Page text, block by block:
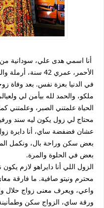
أنا اسمي هدى علي، سودانية
الأحمر، عمري 42
في الدنيا بعزة نفس. بعد وفاة
ملكو، والحمد لله بيأمن لي
الحياة علمتني الصبر، وعلمتني
محتاج لي زول يكون ليه سند
عشان فضفضة ساي، أنا دايرة
بعض سكن وراحة بال، ونكمل
بعض في الحلوة والمرة.
الزول اللي أنا دايراهو لازم
محترم ونيتو صافية. ما فارقة
واعي، ويعرف معنى زواج حلال
ورقة ساي، الزواج سكن